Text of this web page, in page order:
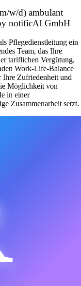
w/d) ambulant
notificAI GmbH
Pflegedienstleitung ein
Team, das Ihre
tariflichen Vergütung,
Work-Life-Balance
Ihre Zufriedenheit und
Möglichkeit von
in einer
Zusammenarbeit setzt.